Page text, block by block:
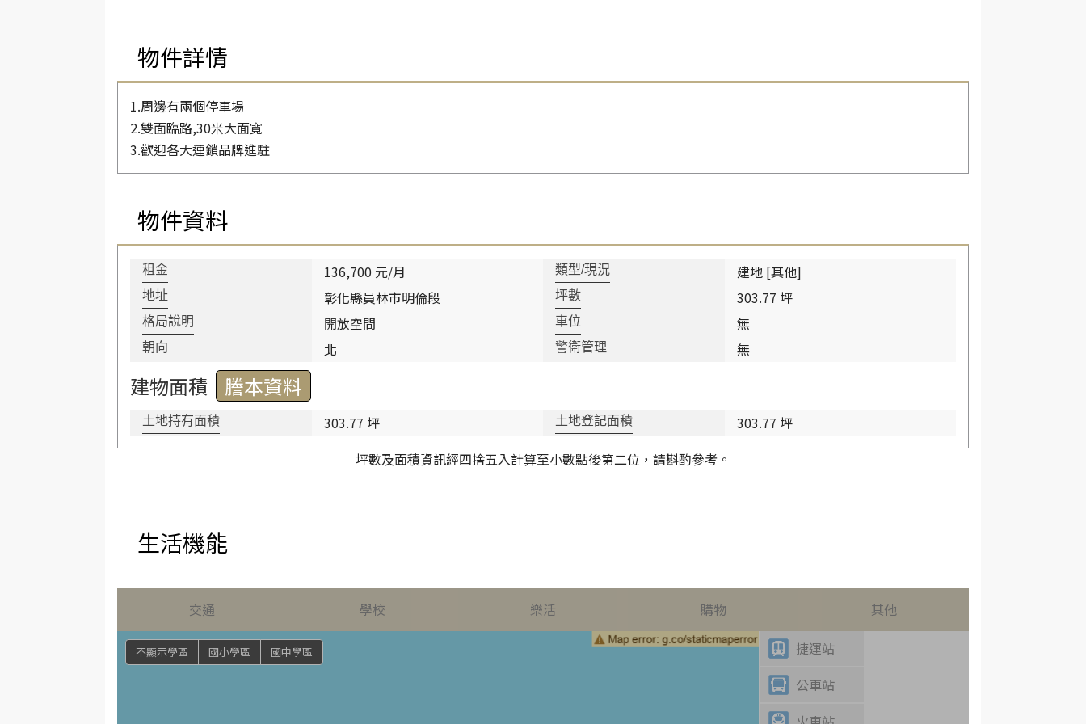
物件詳情
1.周邊有兩個停車場
2.雙面臨路,30米大面寬
3.歡迎各大連鎖品牌進駐
物件資料
租金 136,700 元/月 類型/現況 建地 [其他]
地址 彰化縣員林市明倫段 坪數 303.77 坪
格局說明 開放空間 車位 無
朝向 北 警衛管理 無
建物面積 謄本資料
土地持有面積 303.77 坪 土地登記面積
303.77 坪
坪數及面積資訊經四捨五入計算至小數點後第二位，請斟酌參考。
生活機能
交通 學校 樂活 購物 其他
不顯示學區 國小學區 國中學區
捷運站
公車站